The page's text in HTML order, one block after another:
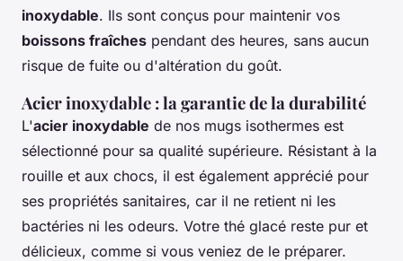
inoxydable. Ils sont conçus pour maintenir vos
boissons fraîches pendant des heures, sans aucun
risque de fuite ou d'altération du goût.
Acier inoxydable : la garantie de la durabilité
L'acier inoxydable de nos mugs isothermes est
sélectionné pour sa qualité supérieure. Résistant à la
rouille et aux chocs, il est également apprécié pour
ses propriétés sanitaires, car il ne retient ni les
bactéries ni les odeurs. Votre thé glacé reste pur et
délicieux, comme si vous veniez de le préparer.